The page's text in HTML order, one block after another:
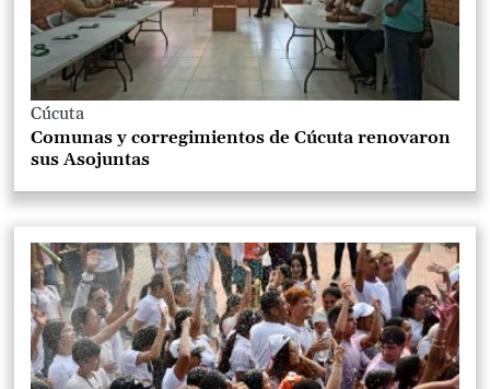
Cúcuta
Comunas y corregimientos de Cúcuta renovaron
sus Asojuntas